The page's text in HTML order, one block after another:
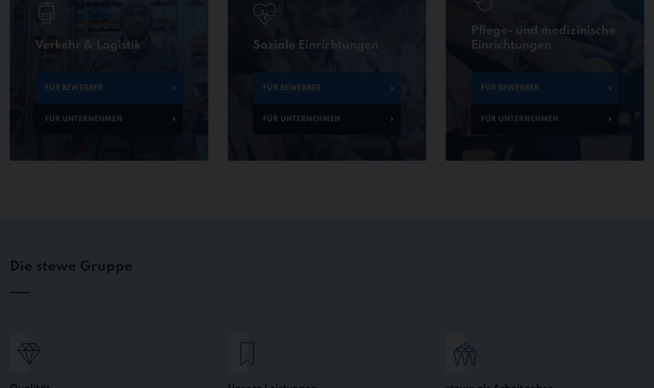
Verkehr & Logistik
FÜR BEWERBER
FÜR UNTERNEHMEN
Soziale Einrichtungen
FÜR BEWERBER
FÜR UNTERNEHMEN
Pflege- und medizinische
Einrichtungen
FÜR BEWERBER
FÜR UNTERNEHMEN
Die stewe Gruppe